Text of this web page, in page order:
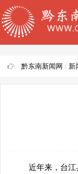
黔东南新闻网 / 新
近年来，台江县